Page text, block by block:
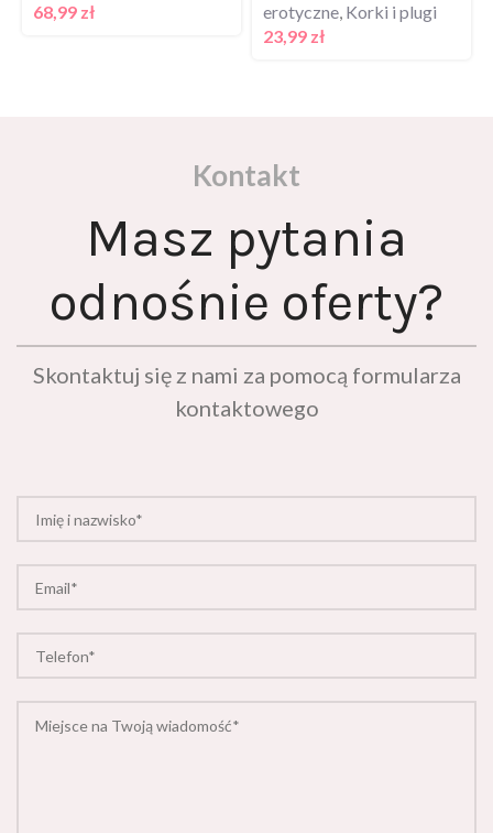
68,99 zł
erotyczne, Korki i plugi
23,99 zł
Kontakt
Masz pytania
odnośnie oferty?
Skontaktuj się z nami za pomocą formularza
kontaktowego